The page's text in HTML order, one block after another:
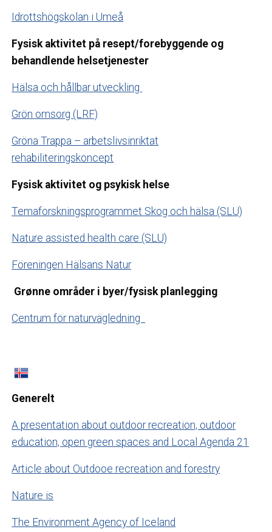
Idrottshögskolan i Umeå
Fysisk aktivitet på resept/forebyggende og
behandlende helsetjenester
Hälsa och hållbar utveckling
Grön omsorg (LRF)
Gröna Trappa – arbetslivsinriktat
rehabiliteringskoncept
Fysisk aktivitet og psykisk helse
Temaforskningsprogrammet Skog och hälsa (SLU)
Nature assisted health care (SLU)
Föreningen Hälsans Natur
Grønne områder i byer/fysisk planlegging
Centrum för naturvägledning
Generelt
A presentation about outdoor recreation, outdoor
education, open green spaces and Local Agenda 21
Article about Outdooe recreation and forestry
Nature is
The Environment Agency of Iceland